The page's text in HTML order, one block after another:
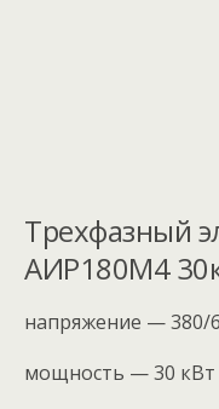
Трехфазный
АИР180M4
напряжение — 380/
мощность — 30 кВт